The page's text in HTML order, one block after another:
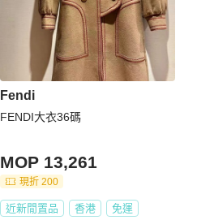
Fendi
FENDI大衣36碼
MOP 13,261
現折 200
近新閒置品 香港 免運